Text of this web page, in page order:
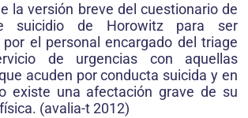
la versión breve del cuestionario de
suicidio de Horowitz para ser
el personal encargado del triage
de urgencias con aquellas
acuden por conducta suicida y en
existe una afectación grave de su
(avalia-t 2012)